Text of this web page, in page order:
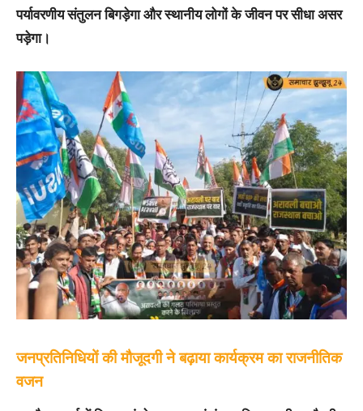
पर्यावरणीय संतुलन बिगड़ेगा और स्थानीय लोगों के जीवन पर सीधा असर
पड़ेगा।
जनप्रतिनिधियों की मौजूदगी ने बढ़ाया कार्यक्रम का राजनीतिक
वजन